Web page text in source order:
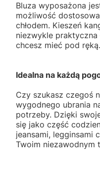
Bluza wyposażona
możliwość
chłodem. Kieszeń
niezwykle
chcesz mieć pod ręką.
Idealna na każdą
Czy szukasz czegoś
wygodnego ubrania
potrzeby. Dzięki
się jako część
jeansami, legginsami
Twoim niezawodnym